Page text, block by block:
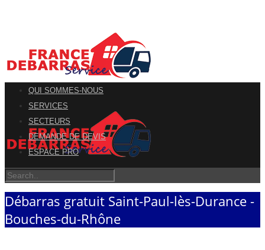
QUI SOMMES-NOUS
SERVICES
SECTEURS
DEMANDE DE DEVIS
ESPACE PRO
Débarras gratuit Saint-Paul-lès-Durance -
Bouches-du-Rhône